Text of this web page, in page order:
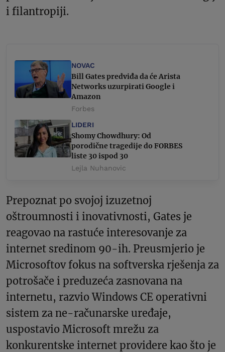
i filantropiji.
NOVAC
Bill Gates predviđa da će Arista
Networks uzurpirati Google i
Amazon
Forbes
LIDERI
Shomy Chowdhury: Od
porodične tragedije do FORBES
liste 30 ispod 30
Lejla Nuhanovic
Prepoznat po svojoj izuzetnoj
oštroumnosti i inovativnosti, Gates je
reagovao na rastuće interesovanje za
internet sredinom 90-ih. Preusmjerio je
Microsoftov fokus na softverska rješenja za
potrošače i preduzeća zasnovana na
internetu, razvio Windows CE operativni
sistem za ne-računarske uređaje,
uspostavio Microsoft mrežu za
konkurentske internet providere kao što je